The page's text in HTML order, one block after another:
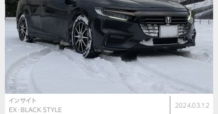
インサイト
EX･BLACK STYLE
2024.03.12